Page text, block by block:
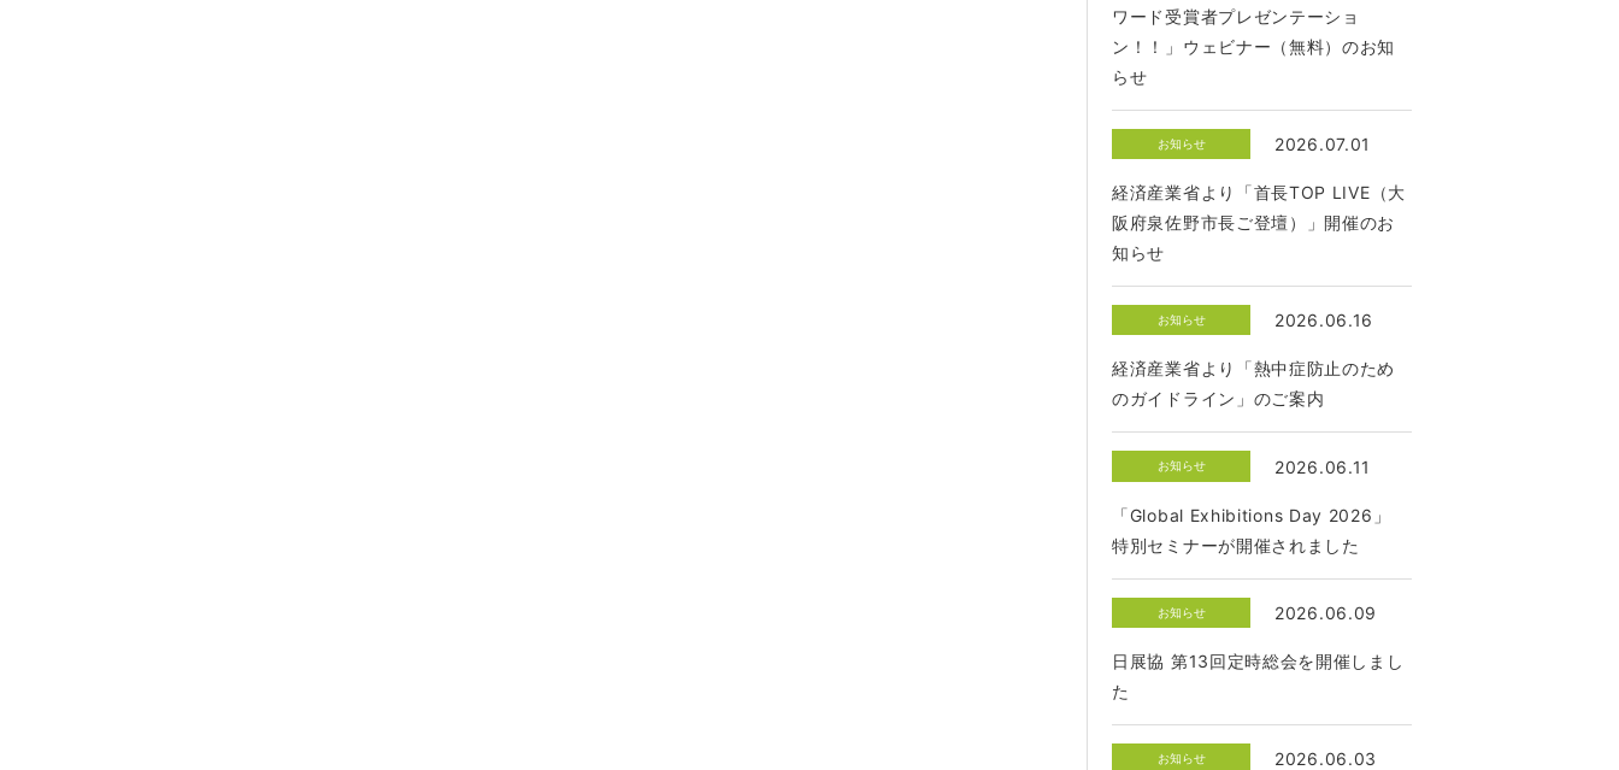
ワード受賞者プレゼンテーショ
ン！！」ウェビナー（無料）のお知
らせ
お知らせ 2026.07.01
経済産業省より「首長TOP LIVE（大
阪府泉佐野市長ご登壇）」開催のお
知らせ
お知らせ 2026.06.16
経済産業省より「熱中症防止のため
のガイドライン」のご案内
お知らせ 2026.06.11
「Global Exhibitions Day 2026」
特別セミナーが開催されました
お知らせ 2026.06.09
日展協 第13回定時総会を開催しまし
た
お知らせ 2026.06.03